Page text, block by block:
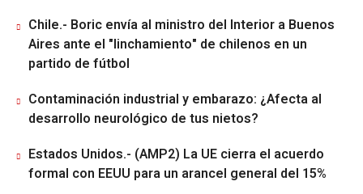
Chile.- Boric envía al ministro del Interior a Buenos
Aires ante el "linchamiento" de chilenos en un
partido de fútbol
Contaminación industrial y embarazo: ¿Afecta al
desarrollo neurológico de tus nietos?
Estados Unidos.- (AMP2) La UE cierra el acuerdo
formal con EEUU para un arancel general del 15%